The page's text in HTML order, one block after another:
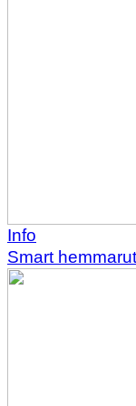
Info
Smart